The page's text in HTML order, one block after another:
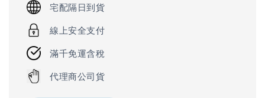
宅配隔日到貨
線上安全支付
滿千免運含稅
代理商公司貨